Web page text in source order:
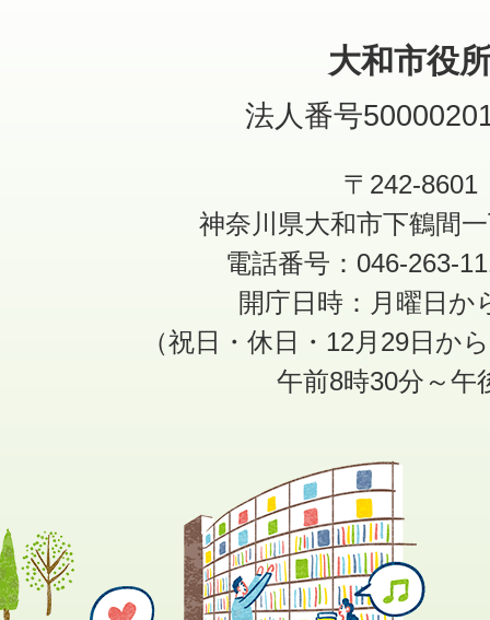
大和市役
法人番号
〒242-8601
神奈川県大和市下鶴間
電話番号：046-263-
開庁日時：月曜日か
（祝日・休日・12月29日か
午前8時30分～午